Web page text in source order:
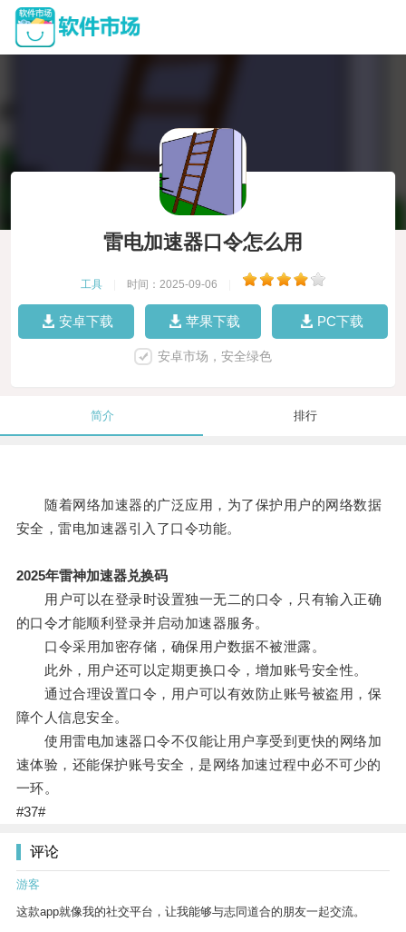
雷电加速器口令怎么用
工具 时间：2025-09-06
安卓下载 苹果下载 PC下载
安卓市场，安全绿色
简介 排行
随着网络加速器的广泛应用，为了保护用户的网络数据
安全，雷电加速器引入了口令功能。
2025年雷神加速器兑换码
用户可以在登录时设置独一无二的口令，只有输入正确
的口令才能顺利登录并启动加速器服务。
口令采用加密存储，确保用户数据不被泄露。
此外，用户还可以定期更换口令，增加账号安全性。
通过合理设置口令，用户可以有效防止账号被盗用，保
障个人信息安全。
使用雷电加速器口令不仅能让用户享受到更快的网络加
速体验，还能保护账号安全，是网络加速过程中必不可少的
一环。
#37#
评论
游客
这款app就像我的社交平台，让我能够与志同道合的朋友一起交流。